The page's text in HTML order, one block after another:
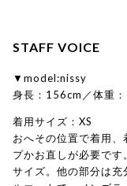
STAFF VOICE
▼model:nissy
身長：156cm／体重
着用サイズ：XS
おへその位置で着用
プかお直しが必要です
サイズ。他の部分は充